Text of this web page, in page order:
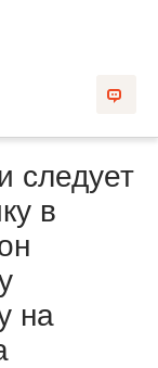
следует
в
на